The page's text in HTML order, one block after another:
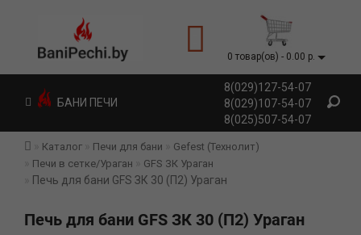
0 товар(ов) - 0.00 р.
8(029)127-54-07
8(029)107-54-07
8(025)507-54-07
БАНИ ПЕЧИ
Каталог Печи для бани
Gefest (Технолит)
Печи в сетке/Ураган
GFS ЗК Ураган
Печь для бани GFS ЗК 30 (П2) Ураган
Печь для бани GFS ЗК 30 (П2) Ураган